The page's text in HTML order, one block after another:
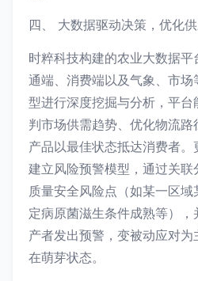
四、 大数据驱动决策，优化
时粹科技构建的农业大数据
通端、消费端以及气象、市
型进行深度挖掘与分析，平
判市场供需趋势、优化物流
产品以最佳状态抵达消费者
建立风险预警模型，通过关
质量安全风险点（如某一区
定病原菌滋生条件成熟等）
产者发出预警，变被动应对
在萌芽状态。